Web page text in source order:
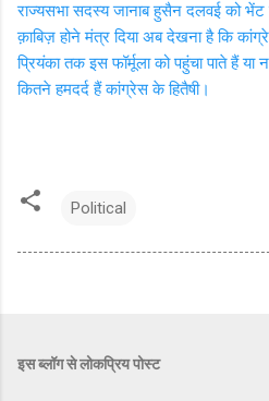
राज्यसभा सदस्य जानाब हुसैन दलवई को भेंट
क़ाबिज़ होने मंत्र दिया अब देखना है कि
प्रियंका तक इस फॉर्मूला को पहुंचा पाते हैं
कितने हमदर्द हैं कांग्रेस के हितैषी।
Political
इस ब्लॉग से लोकप्रिय पोस्ट